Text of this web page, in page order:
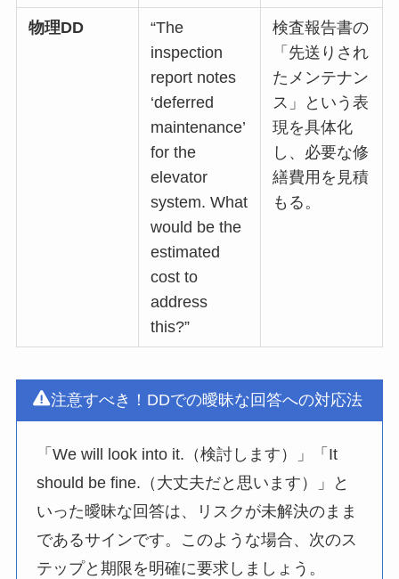
物理DD
“The
inspection
report notes
‘deferred
maintenance’
for the
elevator
system. What
would be the
estimated
cost to
address
this?”
検査報告書の
「先送りされ
たメンテナン
ス」という表
現を具体化
し、必要な修
繕費用を見積
もる。
注意すべき！DDでの曖昧な回答への対応法
「We will look into it.（検討します）」「It
should be fine.（大丈夫だと思います）」と
いった曖昧な回答は、リスクが未解決のまま
であるサインです。このような場合、次のス
テップと期限を明確に要求しましょう。